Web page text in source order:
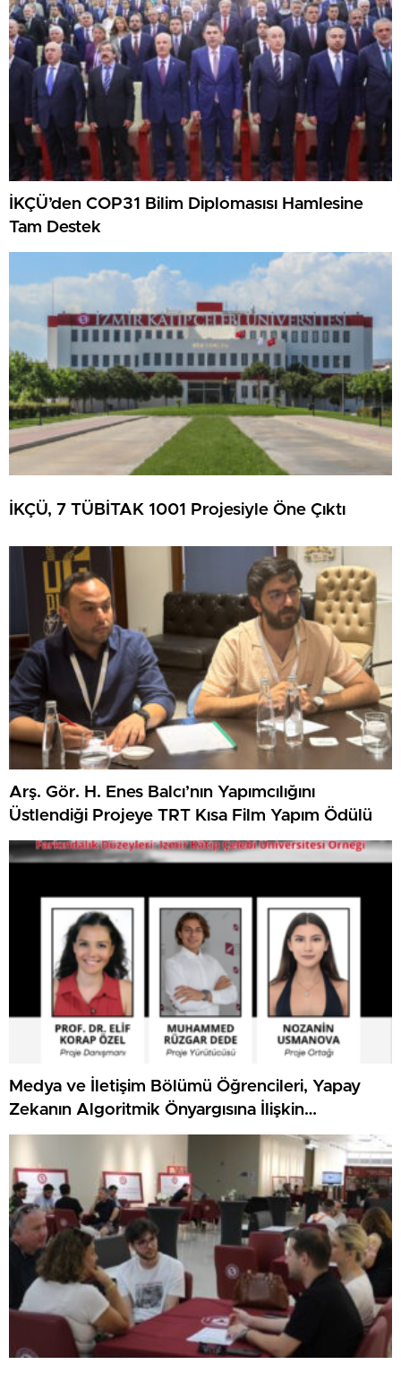
İKÇÜ’den COP31 Bilim Diplomasısı Hamlesine
Tam Destek
İKÇÜ, 7 TÜBİTAK 1001 Projesiyle Öne Çıktı
Arş. Gör. H. Enes Balcı’nın Yapımcılığını
Üstlendiği Projeye TRT Kısa Film Yapım Ödülü
Medya ve İletişim Bölümü Öğrencileri, Yapay
Zekanın Algoritmik Önyargısına İlişkin
Farkındalık Düzeylerini Araştıracak